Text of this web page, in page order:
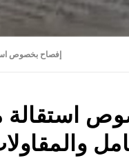
(5/05/2014): إفصاح
بخصوص